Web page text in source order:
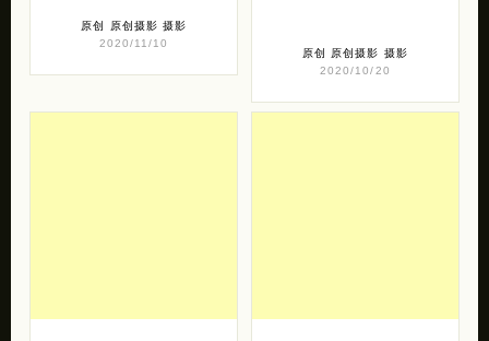
原创 原创摄影 摄影
2020/11/10
原创 原创摄影 摄影
2020/10/20